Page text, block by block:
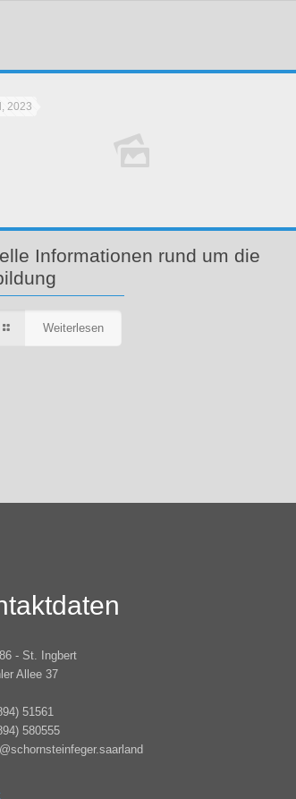
2023
Informationen rund um die
Weiterlesen
- St. Ingbert
Allee 37
51561
580555